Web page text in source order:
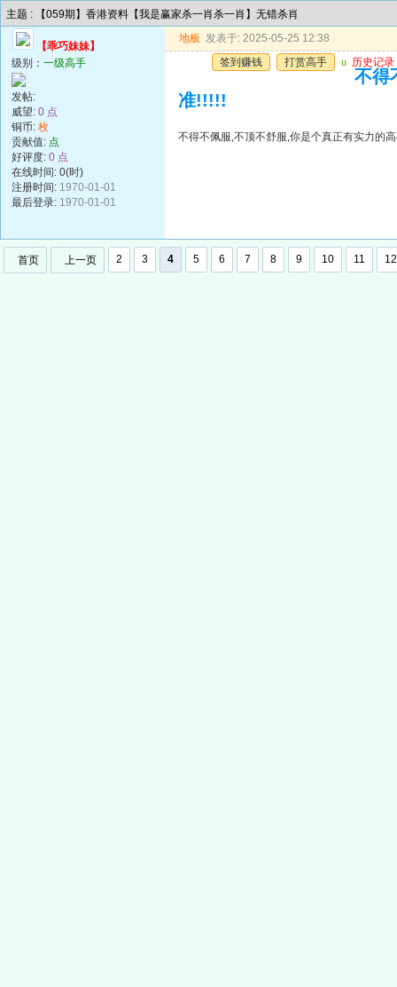
主题 : 【059期】香港资料【我是赢家杀一肖杀一肖】无错杀肖
【乖巧妹妹】
级别： 一级高手
发帖:
威望: 0 点
铜币: 枚
贡献值: 点
好评度: 0 点
在线时间: 0(时)
注册时间: 1970-01-01
最后登录: 1970-01-01
地板 发表于: 2025-05-25 12:38
签到赚钱
打赏高手 u 历史记录
不得
准!!!!!
不得不佩服,不顶不舒服,你是个真正有实力的
首页 上一页 2 3 4 5 6 7 8 9 10 11 12